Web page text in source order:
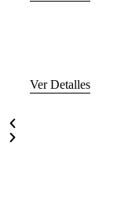
Ver Detalles